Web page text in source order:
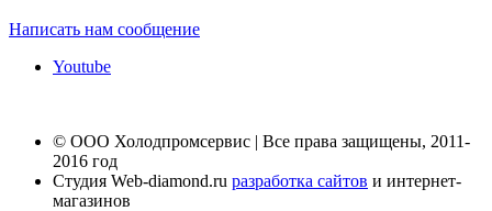
Написать нам сообщение
Youtube
© ООО Холодпромсервис | Все права защищены, 2011-
2016 год
Студия Web-diamond.ru разработка сайтов и интернет-
магазинов